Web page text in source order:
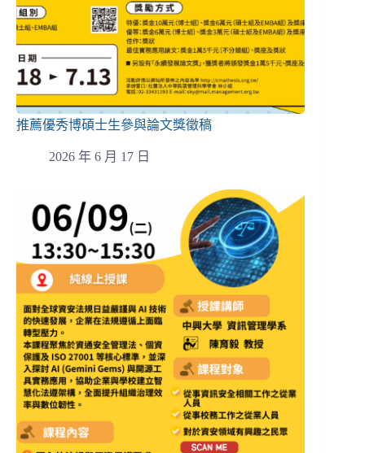
推薦優秀博碩士生參與論文獎徵稿
2026 年 6 月 17 日